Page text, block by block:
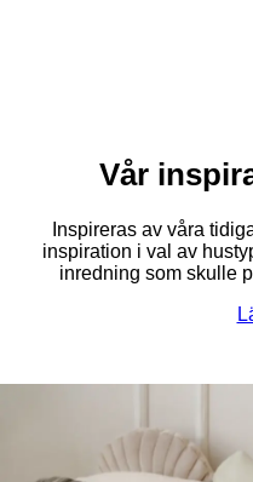
Vår
Inspireras av våra
inspiration i val av
inredning som skulle